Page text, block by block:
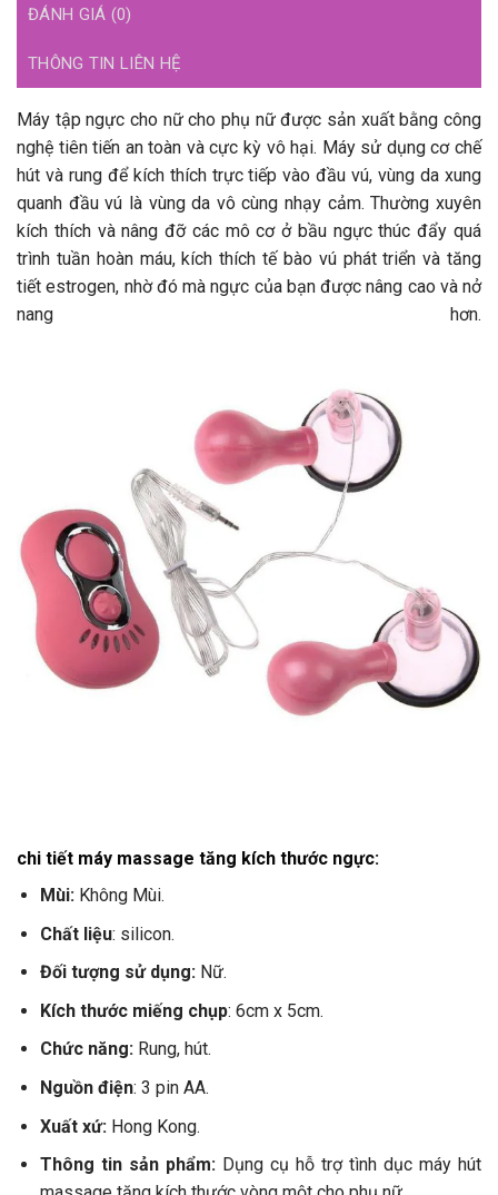
ĐÁNH GIÁ (0)
THÔNG TIN LIÊN HỆ
Máy tập ngực cho nữ cho phụ nữ được sản xuất bằng công
nghệ tiên tiến an toàn và cực kỳ vô hại. Máy sử dụng cơ chế
hút và rung để kích thích trực tiếp vào đầu vú, vùng da xung
quanh đầu vú là vùng da vô cùng nhạy cảm. Thường xuyên
kích thích và nâng đỡ các mô cơ ở bầu ngực thúc đẩy quá
trình tuần hoàn máu, kích thích tế bào vú phát triển và tăng
tiết estrogen, nhờ đó mà ngực của bạn được nâng cao và nở
nang hơn.
chi tiết máy massage tăng kích thước ngực:
Mùi:Không Mùi.
Chất liệu: silicon.
Đối tượng sử dụng:Nữ.
Kích thước miếng chụp: 6cm x 5cm.
Chức năng:Rung, hút.
Nguồn điện: 3 pin AA.
Xuất xứ:Hong Kong.
Thông tin sản phẩm:Dụng cụ hỗ trợ tình dục máy hút